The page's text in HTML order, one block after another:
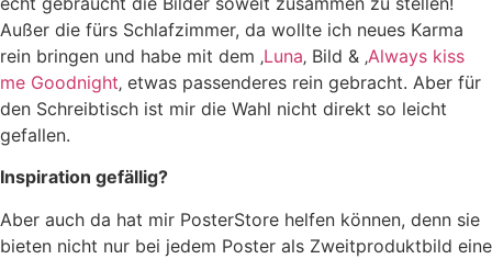
Außer die fürs Schlafzimmer, da wollte ich neues Karma
rein bringen und habe mit dem ‚Luna‚ Bild & ‚Always kiss
me Goodnight‚ etwas passenderes rein gebracht. Aber für
den Schreibtisch ist mir die Wahl nicht direkt so leicht
gefallen.
Inspiration gefällig?
Aber auch da hat mir PosterStore helfen können, denn sie
bieten nicht nur bei jedem Poster als Zweitproduktbild eine